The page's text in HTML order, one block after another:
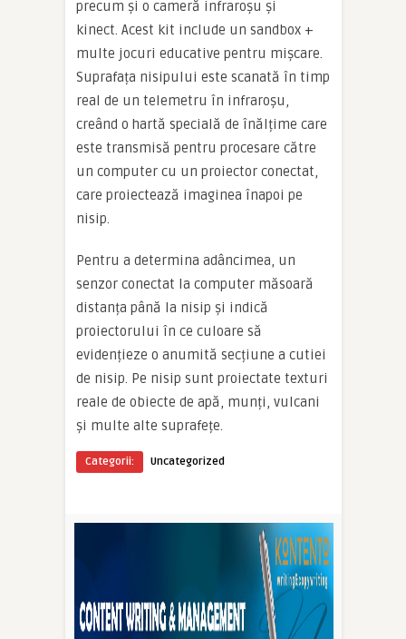
precum și o cameră infraroșu și
kinect. Acest kit include un sandbox +
multe jocuri educative pentru mișcare.
Suprafața nisipului este scanată în timp
real de un telemetru în infraroșu,
creând o hartă specială de înălțime care
este transmisă pentru procesare către
un computer cu un proiector conectat,
care proiectează imaginea înapoi pe
nisip.
Pentru a determina adâncimea, un
senzor conectat la computer măsoară
distanța până la nisip și indică
proiectorului în ce culoare să
evidențieze o anumită secțiune a cutiei
de nisip. Pe nisip sunt proiectate texturi
reale de obiecte de apă, munți, vulcani
și multe alte suprafețe.
Categorii: Uncategorized